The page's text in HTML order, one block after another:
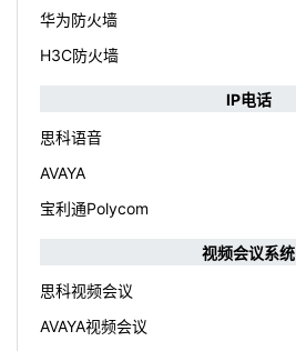
华为防火墙
H3C防火墙
IP电话
思科语音
AVAYA
宝利通Polycom
视频会议系统
思科视频会议
AVAYA视频会议